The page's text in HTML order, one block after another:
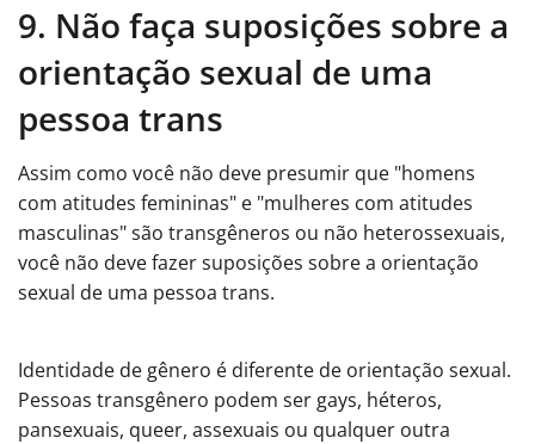
9. Não faça suposições sobre a
orientação sexual de uma
pessoa trans
Assim como você não deve presumir que "homens
com atitudes femininas" e "mulheres com atitudes
masculinas" são transgêneros ou não heterossexuais,
você não deve fazer suposições sobre a orientação
sexual de uma pessoa trans.
Identidade de gênero é diferente de orientação sexual.
Pessoas transgênero podem ser gays, héteros,
pansexuais, queer, assexuais ou qualquer outra